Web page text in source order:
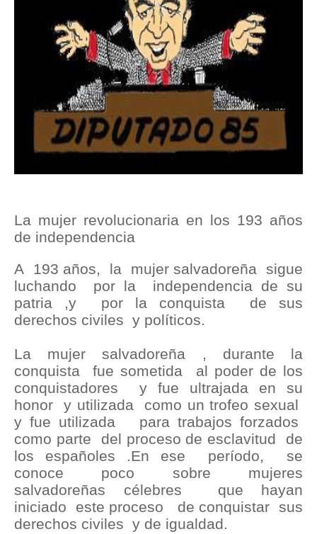
La mujer revolucionaria en los 193 años
de independencia
A 193 años, la mujer salvadoreña sigue
luchando por la independencia de su
patria ,y por la conquista de sus
derechos civiles y políticos.
La mujer salvadoreña , durante la
conquista fue sometida al poder de los
conquistadores y fue ultrajada en su
honor y utilizada como un trofeo sexual
y fue utilizada para trabajos forzados
como parte del proceso de esclavitud de
los españoles .En ese período, se
conoce poco sobre mujeres
salvadoreñas célebres que hayan
iniciado este proceso de conquistar sus
derechos civiles y de igualdad.